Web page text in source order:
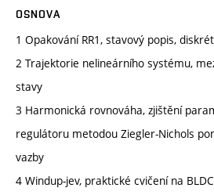
OSNOVA
1 Opakování RR1, stavový popis,
2 Trajektorie nelineárního systému,
stavy
3 Harmonická rovnováha, zjištění
regulátoru metodou Ziegler-Nichols
vazby
4 Windup-jev, praktické cvičení na